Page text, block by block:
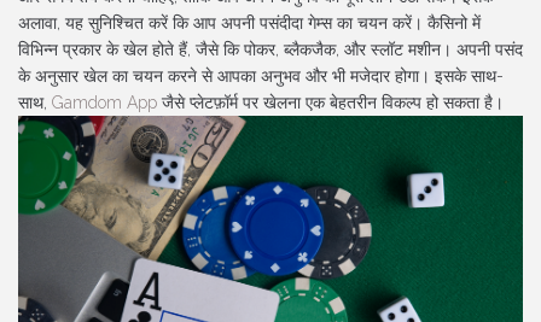
अलावा, यह सुनिश्चित करें कि आप अपनी पसंदीदा गेम्स का चयन करें। कैसिनो में
विभिन्न प्रकार के खेल होते हैं, जैसे कि पोकर, ब्लैकजैक, और स्लॉट मशीन। अपनी पसंद
के अनुसार खेल का चयन करने से आपका अनुभव और भी मजेदार होगा। इसके साथ-
साथ, Gamdom App जैसे प्लेटफ़ॉर्म पर खेलना एक बेहतरीन विकल्प हो सकता है।